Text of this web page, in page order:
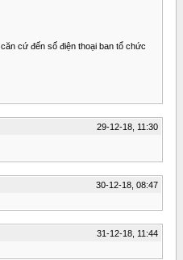
cứ đến số điện thoại ban tổ chức
29-12-18, 11:30
30-12-18, 08:47
31-12-18, 11:44